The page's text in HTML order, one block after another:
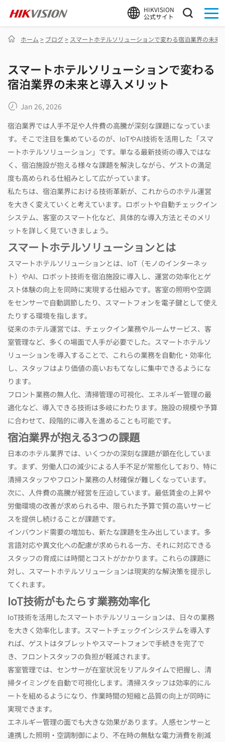
HIKVISION
公式サイト
ホーム > ブログ> スマートホテルソリューションで変わる宿泊業界の未来
スマートホテルソリューションで変わる
宿泊業界の未来と導入メリット
Jan 26, 2026
宿泊業界では人手不足や人件費の高騰が深刻な課題になっていま
す。そこで注目を集めているのが、IoTやAI技術を活用した「スマ
ートホテルソリューション」です。単なる最新技術の導入ではな
く、宿泊施設が抱える様々な課題を解決しながら、ゲストの満足
度も高められる仕組みとして広がっています。
私たちは、宿泊業界における技術革新が、これからのホテル運営
を大きく変えていくと考えています。ロボットや自動チェックイン
システム、客室のスマート化など、具体的な導入方法とそのメリ
ットを詳しく見ていきましょう。
スマートホテルソリューションとは
スマートホテルソリューションとは、IoT（モノのインターネッ
ト）やAI、ロボット技術を宿泊施設に導入し、運営の効率化とゲ
スト体験の向上を同時に実現する仕組みです。客室の照明や空調
をセンサーで自動調節したり、スマートフォンを電子鍵として使え
たりする環境を指します。
従来のホテル運営では、チェックイン業務やルームサービス、客
室管理など、多くの場面で人手が必要でした。スマートホテルソ
リューションを導入することで、これらの業務を自動化・効率化
し、スタッフはより価値の高いおもてなしに集中できるようにな
ります。
フロント業務の無人化、清掃管理の可視化、エネルギー管理の最
適化など、導入できる技術は多岐にわたります。施設の規模や予算
に合わせて、段階的に導入を進めることも可能です。
宿泊業界が抱える3つの課題
日本のホテル業界では、いくつかの深刻な課題が顕在化していま
す。まず、労働人口の減少による人手不足が常態化しており、特に
清掃スタッフやフロント業務の人材確保が難しくなっています。
次に、人件費の高騰が経営を圧迫しています。最低賃金の上昇や
労働環境の改善が求められる中、限られた予算で質の高いサービ
スを提供し続けることが課題です。
インバウンド需要の増加も、新たな課題を生み出しています。多
言語対応や異文化への配慮が求められる一方、それに対応できる
スタッフの育成には時間とコストがかかります。これらの課題に
対し、スマートホテルソリューションは現実的な解決策を提示し
てくれます。
IoT技術がもたらす業務効率化
IoT技術を活用したスマートホテルソリューションは、日々の業務
を大きく効率化します。スマートチェックインシステムを導入す
れば、ゲストはタブレットやスマートフォンで手続きを完了で
き、フロントスタッフの負担が軽減されます。
客室管理では、センサーが在室状況をリアルタイムで把握し、清
掃タイミングを自動で可視化します。清掃スタッフは効率的にル
ートを組めるようになり、作業時間の短縮と品質の向上が同時に
実現できます。
エネルギー管理の面でも大きな効果があります。人感センサーと
連携した照明・空調制御により、不在時の無駄な電力消費を削減